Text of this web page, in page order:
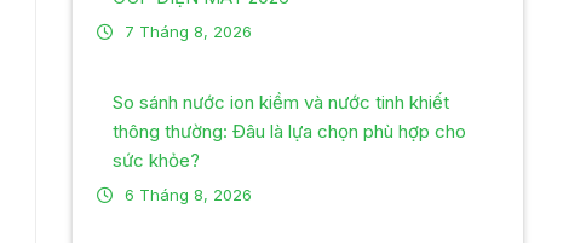
7 Tháng 8, 2026
So sánh nước ion kiềm và nước tinh khiết
thông thường: Đâu là lựa chọn phù hợp cho
sức khỏe?
6 Tháng 8, 2026